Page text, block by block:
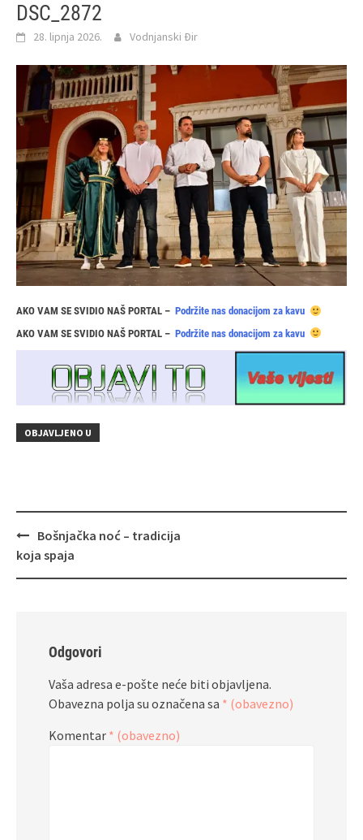
DSC_2872
28. lipnja 2026. Vodnjanski Đir
AKO VAM SE SVIDIO NAŠ PORTAL – Podržite nas donacijom za kavu
AKO VAM SE SVIDIO NAŠ PORTAL – Podržite nas donacijom za kavu
OBJAVLJENO U
Navigacija
objava
Bošnjačka noć – tradicija
koja spaja
Odgovori
Vaša adresa e-pošte neće biti objavljena.
Obavezna polja su označena sa * (obavezno)
Komentar * (obavezno)